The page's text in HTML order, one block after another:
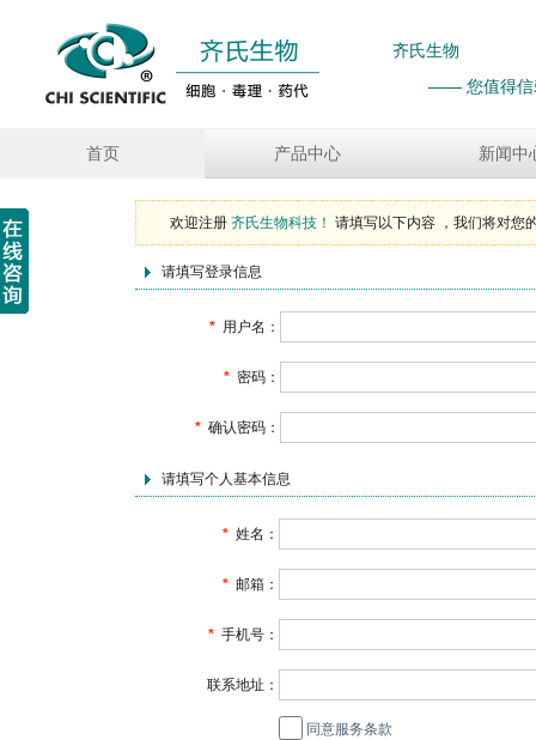
齐氏生物
—— 您值得信
首页 产品中心 新闻中
欢迎注册 齐氏生物科技！ 请填写以下内容 ，我们将对您
请填写登录信息
*用户名：
*密码：
*确认密码：
请填写个人基本信息
*姓名：
*邮箱：
*手机号：
联系地址：
同意服务条款